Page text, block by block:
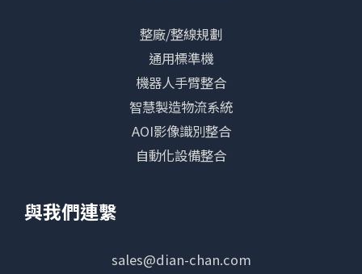
整廠/整線規劃
通用標準機
機器人手臂整合
智慧製造物流系統
AOI影像識別整合
自動化設備整合
與我們連繫
sales@dian-chan.com